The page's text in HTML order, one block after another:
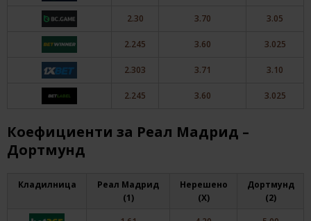
2.30 3.70 3.05
2.245 3.60 3.025
2.303 3.71 3.10
2.245 3.60 3.025
Коефициенти за Реал Мадрид –
Дортмунд
Кладилница
Реал Мадрид
(1)
Нерешено
(X)
Дортмунд
(2)